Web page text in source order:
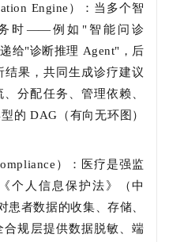
Engine）：当多个智
时——例如"智能问诊
给"诊断推理 Agent"，后
果，共同生成诊疗建议
分配任务、管理依赖、
的 DAG（有向无环图）
）：医疗是强监
个人信息保护法》（中
患者数据的收集、存储、
规层提供数据脱敏、端